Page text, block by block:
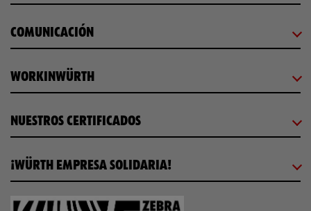
COMUNICACIÓN
WORKINWÜRTH
NUESTROS CERTIFICADOS
¡WÜRTH EMPRESA SOLIDARIA!